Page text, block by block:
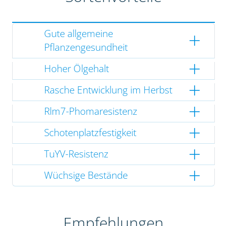
Gute allgemeine
Pflanzengesundheit
Hoher Ölgehalt
Rasche Entwicklung im Herbst
Rlm7-Phomaresistenz
Schotenplatzfestigkeit
TuYV-Resistenz
Wüchsige Bestände